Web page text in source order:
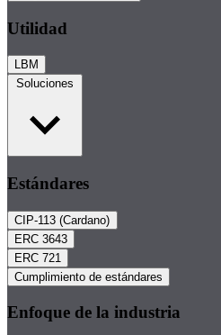
Utilidad
LBM
Soluciones
Estándares
CIP-113 (Cardano)
ERC 3643
ERC 721
Cumplimiento de estándares
Enfoque de la industria